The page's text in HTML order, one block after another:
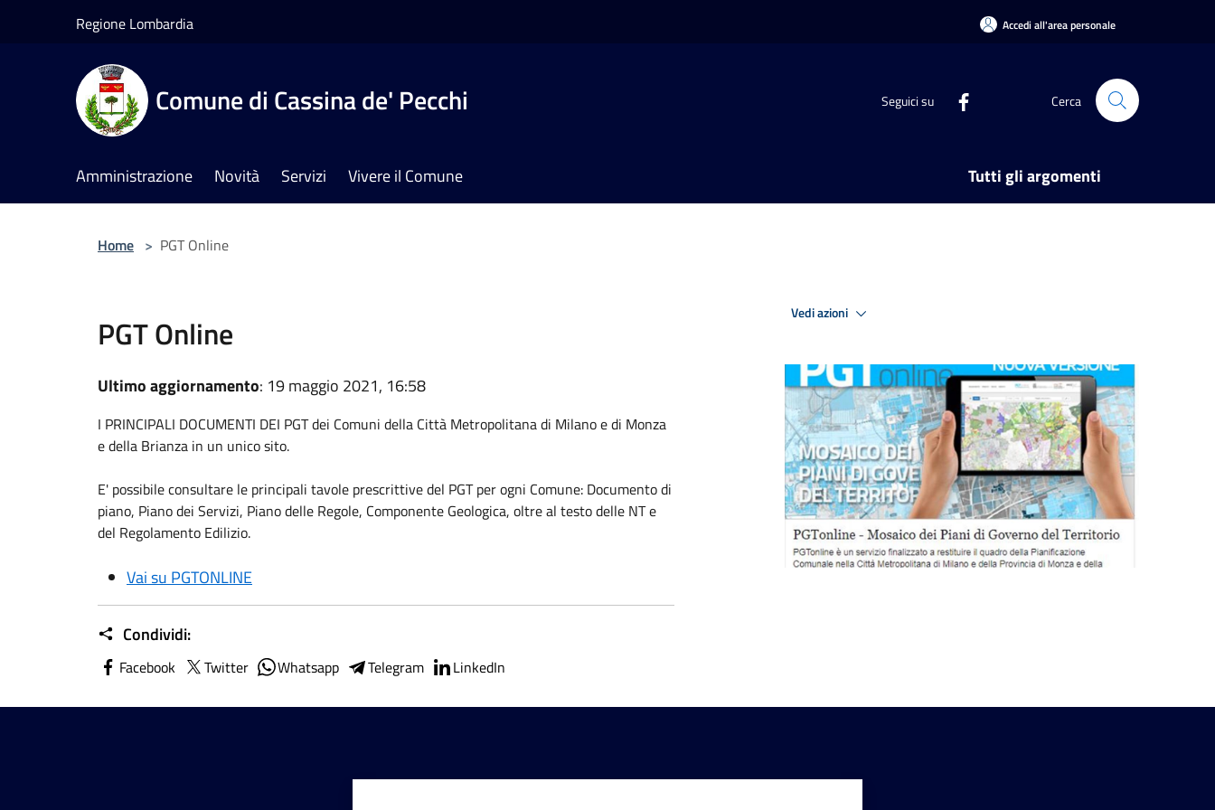
Regione Lombardia Accedi all'area personale
Comune di Cassina de' Pecchi Seguici su Cerca
Amministrazione Novità Servizi Vivere il Comune Tutti gli argomenti
Home > PGT Online
PGT Online
Ultimo aggiornamento: 19 maggio 2021, 16:58
I PRINCIPALI DOCUMENTI DEI PGT dei Comuni della Città Metropolitana di Milano e di Monza
e della Brianza in un unico sito.
E' possibile consultare le principali tavole prescrittive del PGT per ogni Comune: Documento di
piano, Piano dei Servizi, Piano delle Regole, Componente Geologica, oltre al testo delle NT e
del Regolamento Edilizio.
Vai su PGTONLINE
Condividi:
Facebook Twitter Whatsapp Telegram LinkedIn
Vedi azioni